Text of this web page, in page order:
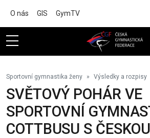
O nás GIS GymTV
Sportovní gymnastika ženy Výsledky a rozpisy
SVĚTOVÝ POHÁR VE
SPORTOVNÍ
COTTBUSU S